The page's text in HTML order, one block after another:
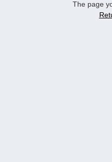
The page